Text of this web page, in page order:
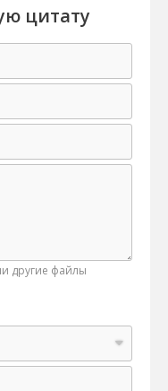
цитату
другие файлы